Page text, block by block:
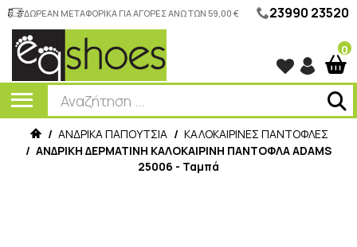
ΔΩΡΕΑΝ ΜΕΤΑΦΟΡΙΚΑ ΓΙΑ ΑΓΟΡΕΣ ΑΝΩ ΤΩΝ 59,00 € 23990 23520
0
/ ΑΝΔΡΙΚΑ ΠΑΠΟΥΤΣΙΑ / ΚΑΛΟΚΑΙΡΙΝΕΣ ΠΑΝΤΟΦΛΕΣ
/ ΑΝΔΡΙΚΗ ΔΕΡΜΑΤΙΝΗ ΚΑΛΟΚΑΙΡΙΝΗ ΠΑΝΤΟΦΛΑ ADAMS
25006 - Ταμπά